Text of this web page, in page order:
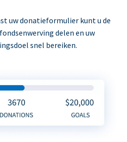
uw donatieformulier kunt u de
delen en uw
snel bereiken.